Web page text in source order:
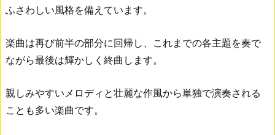
ふさわしい風格を備えています。
楽曲は再び前半の部分に回帰し、これまでの各主題を奏で
ながら最後は輝かしく終曲します。
親しみやすいメロディと壮麗な作風から単独で演奏される
ことも多い楽曲です。